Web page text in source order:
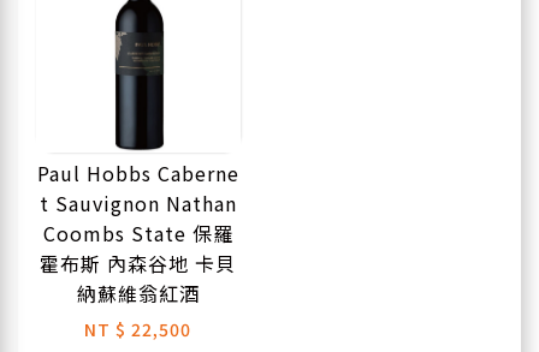
Paul Hobbs Caberne
t Sauvignon Nathan
Coombs State 保羅
霍布斯 內森谷地 卡貝
納蘇維翁紅酒
NT $ 22,500